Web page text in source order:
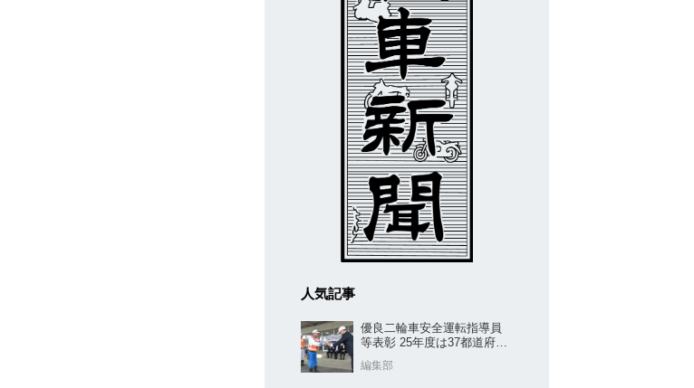
人気記事
優良二輪車安全運転指導員
等表彰 25年度は37都道府県
編集部